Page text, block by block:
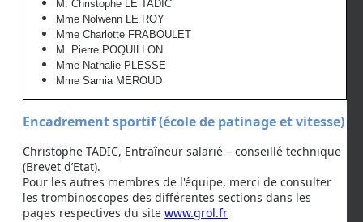
M.Christophe LE TADIC
Mme Nolwenn LE ROY
Mme Charlotte FRABOULET
M. Pierre POQUILLON
Mme Nathalie PLESSE
MmeSamia MEROUD
Encadrement sportif (école de patinage et vitesse)
Christophe TADIC, Entraîneur salarié – conseillé technique
(Brevet d’Etat).
Pour les autres membres de l'équipe, merci de consulter
les trombinoscopes des différentes sections dans les
pages respectives du sitewww.grol.fr